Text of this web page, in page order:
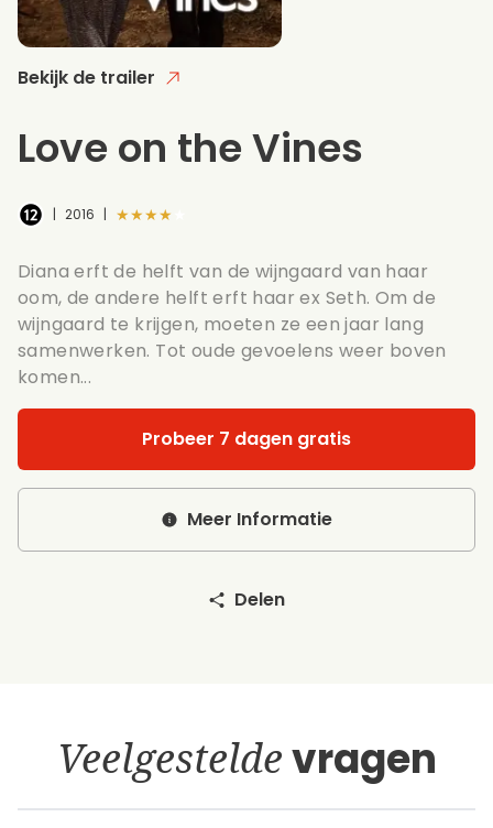
Bekijk de trailer
Love on the Vines
| 2016 | ★★★★★
Diana erft de helft van de wijngaard van haar
oom, de andere helft erft haar ex Seth. Om de
wijngaard te krijgen, moeten ze een jaar lang
samenwerken. Tot oude gevoelens weer boven
komen...
Probeer 7 dagen gratis
Meer Informatie
Delen
Veelgesteldevragen